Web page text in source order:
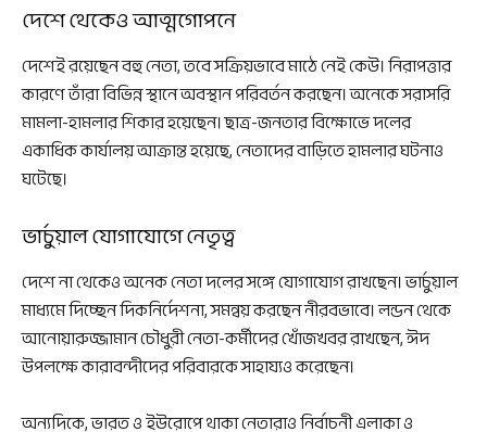
দেশে থেকেও আত্মগোপনে
দেশেই রয়েছেন বহু নেতা, তবে সক্রিয়ভাবে মাঠে নেই কেউ। নিরাপত্তার
কারণে তাঁরা বিভিন্ন স্থানে অবস্থান পরিবর্তন করছেন। অনেকে সরাসরি
মামলা-হামলার শিকার হয়েছেন। ছাত্র-জনতার বিক্ষোভে দলের
একাধিক কার্যালয় আক্রান্ত হয়েছে, নেতাদের বাড়িতে হামলার ঘটনাও
ঘটেছে।
ভার্চুয়াল যোগাযোগে নেতৃত্ব
দেশে না থেকেও অনেক নেতা দলের সঙ্গে যোগাযোগ রাখছেন। ভার্চুয়াল
মাধ্যমে দিচ্ছেন দিকনির্দেশনা, সমন্বয় করছেন নীরবভাবে। লন্ডন থেকে
আনোয়ারুজ্জামান চৌধুরী নেতা-কর্মীদের খোঁজখবর রাখছেন, ঈদ
উপলক্ষে কারাবন্দীদের পরিবারকে সাহায্যও করেছেন।
অন্যদিকে, ভারত ও ইউরোপে থাকা নেতারাও নির্বাচনী এলাকা ও